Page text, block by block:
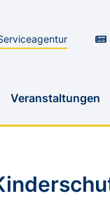
Veranstaltungen